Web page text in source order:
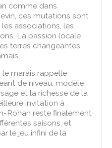
comme dans
ces mutations sont
associations, les
La passion locale
terres changeantes
marais rappelle
de niveau, modèle
et la richesse de la
invitation à
Rohan reste finalement
saisons, et
le jeu infini de la